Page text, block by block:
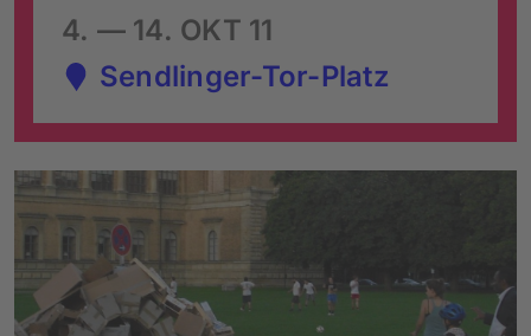
4. — 14. OKT 11
Sendlinger-Tor-Platz